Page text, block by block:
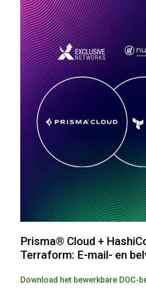
Prisma® Cloud +
Terraform: E-mail- en
Download het bewerkbare DOC-